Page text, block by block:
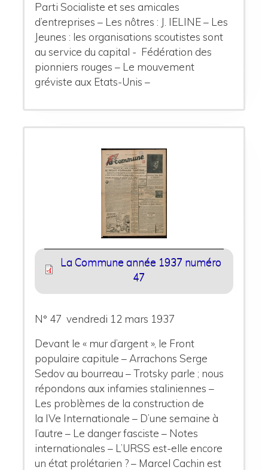
Parti Socialiste et ses amicales
d’entreprises – Les nôtres : J. IELINE – Les
Jeunes : les organisations scoutistes sont
au service du capital - Fédération des
pionniers rouges – Le mouvement
gréviste aux Etats-Unis –
La Commune année 1937 numéro
47
N° 47 vendredi 12 mars 1937
Devant le « mur d’argent », le Front
populaire capitule – Arrachons Serge
Sedov au bourreau – Trotsky parle ; nous
répondons aux infamies staliniennes –
Les problèmes de la construction de
la IVe Internationale – D’une semaine à
l’autre – Le danger fasciste – Notes
internationales – L’URSS est-elle encore
un état prolétarien ? – Marcel Cachin est